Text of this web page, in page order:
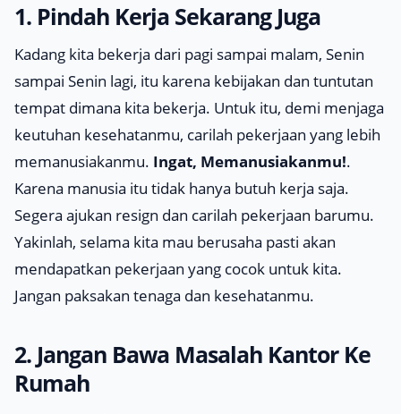
1. Pindah Kerja Sekarang Juga
Kadang kita bekerja dari pagi sampai malam, Senin
sampai Senin lagi, itu karena kebijakan dan tuntutan
tempat dimana kita bekerja. Untuk itu, demi menjaga
keutuhan kesehatanmu, carilah pekerjaan yang lebih
memanusiakanmu. Ingat, Memanusiakanmu!.
Karena manusia itu tidak hanya butuh kerja saja.
Segera ajukan resign dan carilah pekerjaan barumu.
Yakinlah, selama kita mau berusaha pasti akan
mendapatkan pekerjaan yang cocok untuk kita.
Jangan paksakan tenaga dan kesehatanmu.
2. Jangan Bawa Masalah Kantor Ke
Rumah